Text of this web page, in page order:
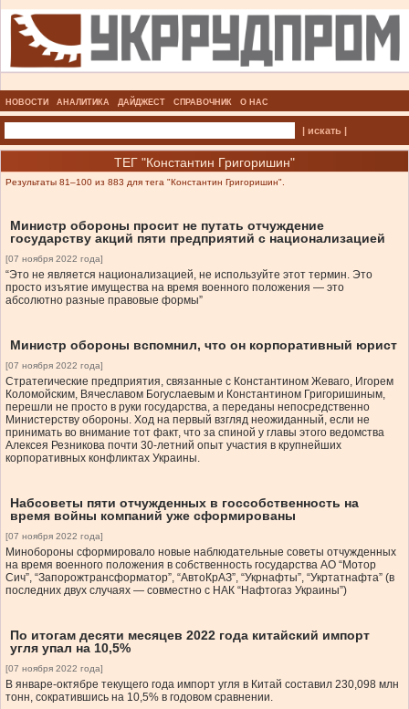
НОВОСТИ АНАЛИТИКА ДАЙДЖЕСТ СПРАВОЧНИК О НАС
| искать |
ТЕГ "Константин Григоришин"
Результаты 81–100 из 883 для тега "Константин Григоришин".
Министр обороны просит не путать отчуждение
государству акций пяти предприятий с национализацией
[07 ноября 2022 года]
“Это не является национализацией, не используйте этот термин. Это
просто изъятие имущества на время военного положения — это
абсолютно разные правовые формы”
Министр обороны вспомнил, что он корпоративный юрист
[07 ноября 2022 года]
Стратегические предприятия, связанные с Константином Жеваго, Игорем
Коломойским, Вячеславом Богуслаевым и Константином Григоришиным,
перешли не просто в руки государства, а переданы непосредственно
Министерству обороны. Ход на первый взгляд неожиданный, если не
принимать во внимание тот факт, что за спиной у главы этого ведомства
Алексея Резникова почти 30-летний опыт участия в крупнейших
корпоративных конфликтах Украины.
Набсоветы пяти отчужденных в госсобственность на
время войны компаний уже сформированы
[07 ноября 2022 года]
Минобороны сформировало новые наблюдательные советы отчужденных
на время военного положения в собственность государства АО “Мотор
Сич”, “Запорожтрансформатор”, “АвтоКрАЗ”, “Укрнафты”, “Укртатнафта” (в
последних двух случаях — совместно с НАК “Нафтогаз Украины”)
По итогам десяти месяцев 2022 года китайский импорт
угля упал на 10,5%
[07 ноября 2022 года]
В январе-октябре текущего года импорт угля в Китай составил 230,098 млн
тонн, сократившись на 10,5% в годовом сравнении.